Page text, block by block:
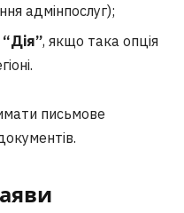
адмінпослуг);
, якщо така опція
письмове